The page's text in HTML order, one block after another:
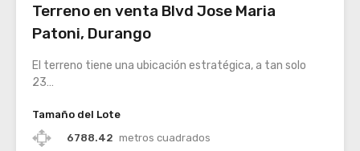
Terreno en venta Blvd Jose Maria
Patoni, Durango
El terreno tiene una ubicación estratégica, a tan solo
23…
Tamaño del Lote
6788.42 metros cuadrados